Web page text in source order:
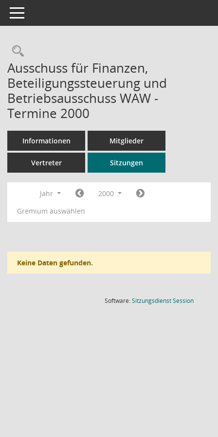
Toggle navigation
Rechercheauswahl
Ausschuss für Finanzen,
Beteiligungssteuerung und
Betriebsausschuss WAW -
Termine 2000
Informationen Mitglieder
Vertreter Sitzungen
Jahr
2000
Gremium auswählen
Keine Daten gefunden.
Software:SitzungsdienstSession(Wird in